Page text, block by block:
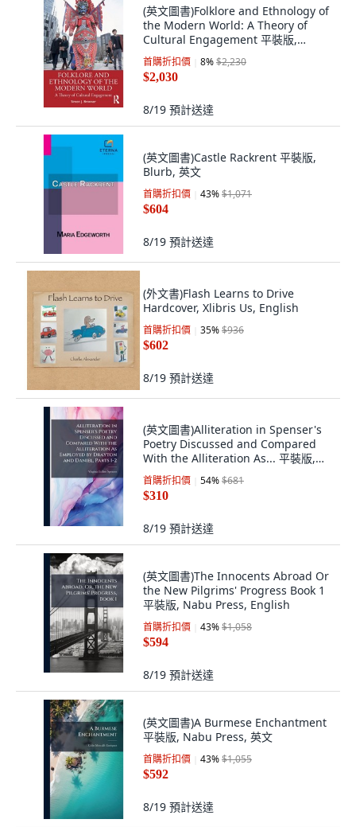
(英文圖書)Folklore and Ethnology of
the Modern World: A Theory of
Cultural Engagement 平裝版,
Routledge, English
首購折扣價 8%$2,230
$2,030
8/19 預計送達
(英文圖書)Castle Rackrent 平裝版,
Blurb, 英文
首購折扣價 43%$1,071
$604
8/19 預計送達
(外文書)Flash Learns to Drive
Hardcover, Xlibris Us, English
首購折扣價 35%$936
$602
8/19 預計送達
(英文圖書)Alliteration in Spenser's
Poetry Discussed and Compared
With the Alliteration As... 平裝版,
Nabu Press, 英文
首購折扣價 54%$681
$310
8/19 預計送達
(英文圖書)The Innocents Abroad Or
the New Pilgrims' Progress Book 1
平裝版, Nabu Press, English
首購折扣價 43%$1,058
$594
8/19 預計送達
(英文圖書)A Burmese Enchantment
平裝版, Nabu Press, 英文
首購折扣價 43%$1,055
$592
8/19 預計送達